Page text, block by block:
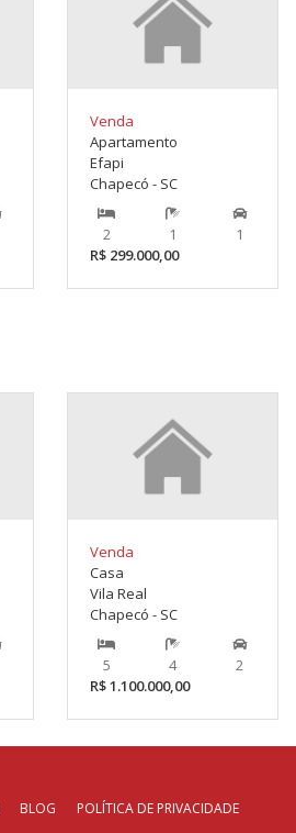
Venda
Apartamento
Efapi
Chapecó - SC
2 1
1
R$ 299.000,00
Venda
Casa
Vila Real
Chapecó - SC
5 4
2
R$ 1.100.000,00
BLOG POLÍTICA DE PRIVACIDADE